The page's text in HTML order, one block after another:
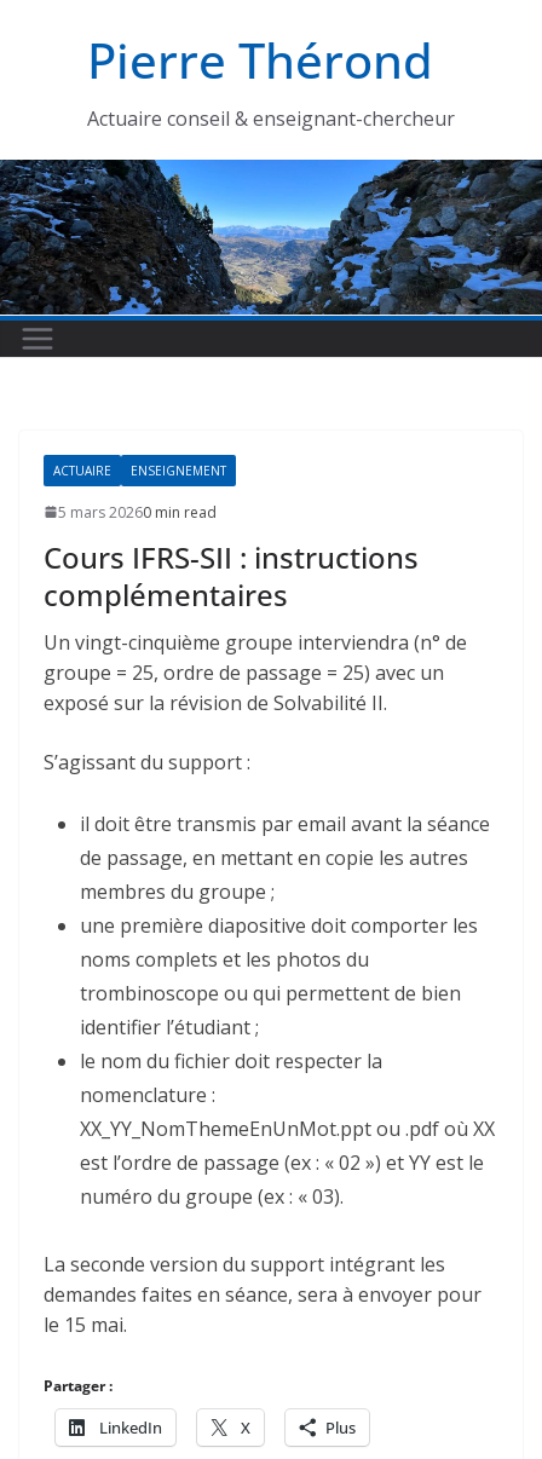
Pierre Thérond
Actuaire conseil & enseignant-chercheur
ACTUAIRE ENSEIGNEMENT
5 mars 20260 min read
Cours IFRS-SII : instructions
complémentaires
Un vingt-cinquième groupe interviendra (n° de
groupe = 25, ordre de passage = 25) avec un
exposé sur la révision de Solvabilité II.
S’agissant du support :
il doit être transmis par email avant la séance
de passage, en mettant en copie les autres
membres du groupe ;
une première diapositive doit comporter les
noms complets et les photos du
trombinoscope ou qui permettent de bien
identifier l’étudiant ;
le nom du fichier doit respecter la
nomenclature :
XX_YY_NomThemeEnUnMot.ppt ou .pdf où XX
est l’ordre de passage (ex : « 02 ») et YY est le
numéro du groupe (ex : « 03).
La seconde version du support intégrant les
demandes faites en séance, sera à envoyer pour
le 15 mai.
Partager :
LinkedIn X Plus